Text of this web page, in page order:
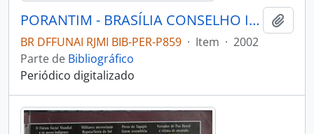
PORANTIM - BRASÍLIA CONSELHO INDIGENISTA MISSIONÁRIO - 2002 - Nº245
BR DFFUNAI RJMI BIB-PER-P859 · Item · 2002
Parte de Bibliográfico
Periódico digitalizado